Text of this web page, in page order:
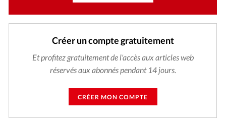
Créer un compte gratuitement
Et profitez gratuitement de l'accès aux articles web
réservés aux abonnés pendant 14 jours.
CRÉER MON COMPTE